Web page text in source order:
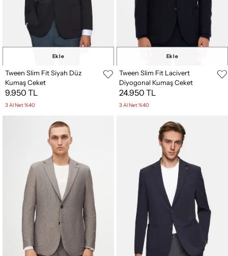
Ekle
Tween Slim Fit Siyah Düz
Kumaş Ceket
9.950 TL
3 Al Net %40
Ekle
Tween Slim Fit Lacivert
Diyogonal Kumaş Ceket
24.950 TL
3 Al Net %40